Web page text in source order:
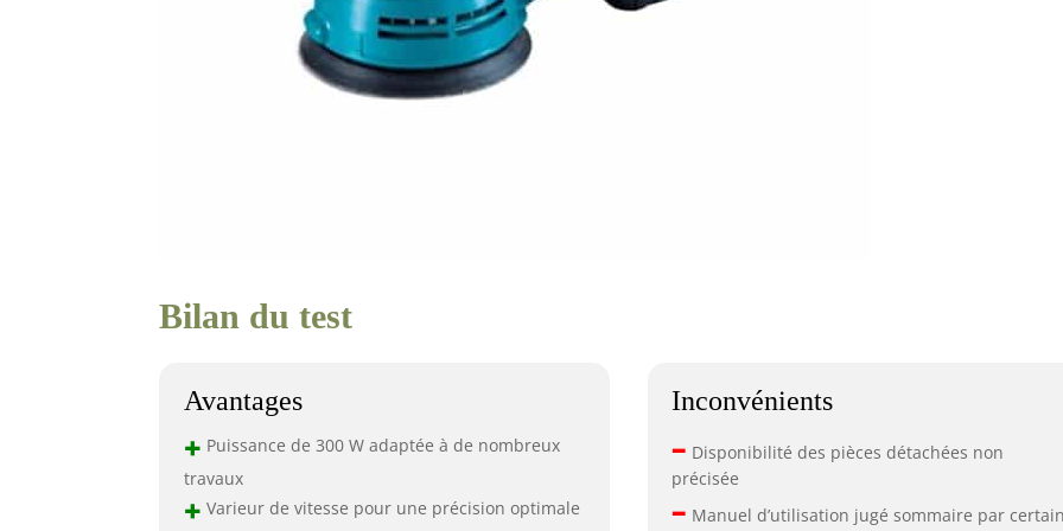
Bilan du test
Avantages
+ Puissance de 300 W adaptée à de nombreux
travaux
+ Varieur de vitesse pour une précision optimale
Inconvénients
– Disponibilité des pièces détachées non
précisée
– Manuel d’utilisation jugé sommaire par